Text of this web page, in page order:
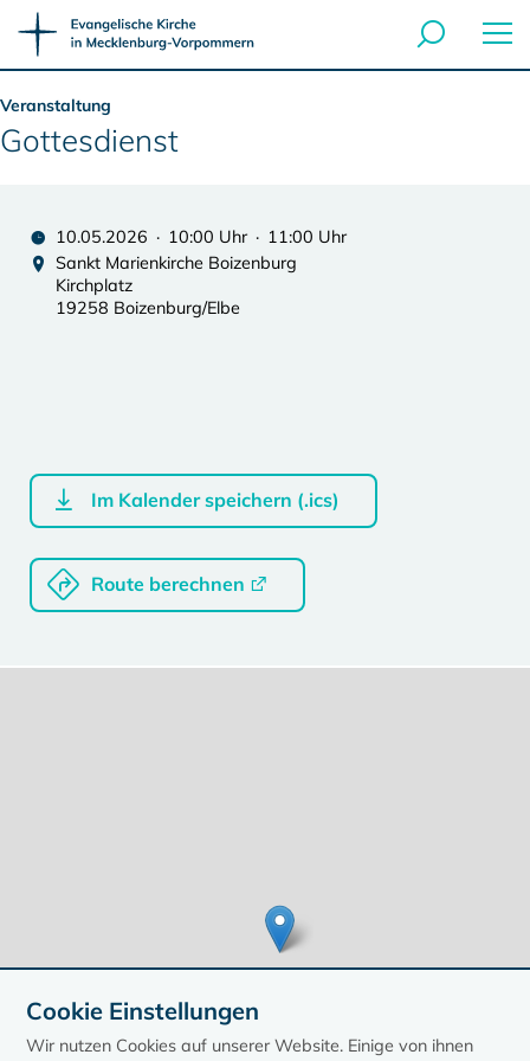
Veranstaltung
Gottesdienst
10.05.2026 · 10:00 Uhr · 11:00 Uhr
Sankt Marienkirche Boizenburg
Kirchplatz
19258 Boizenburg/Elbe
Im Kalender speichern (.ics)
Route berechnen
Cookie Einstellungen
Wir nutzen Cookies auf unserer Website. Einige von ihnen